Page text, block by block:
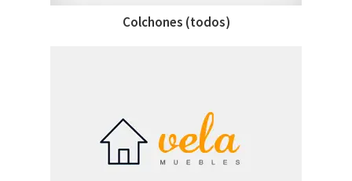
Colchones (todos)